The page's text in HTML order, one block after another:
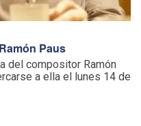
Paus
del compositor Ramón
a ella el lunes 14 de